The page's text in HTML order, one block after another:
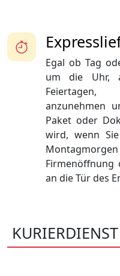
Egal ob Tag
um die Uhr,
anzunehmen
Paket oder
wird, wenn
Firmenöffnung
an die Tür des